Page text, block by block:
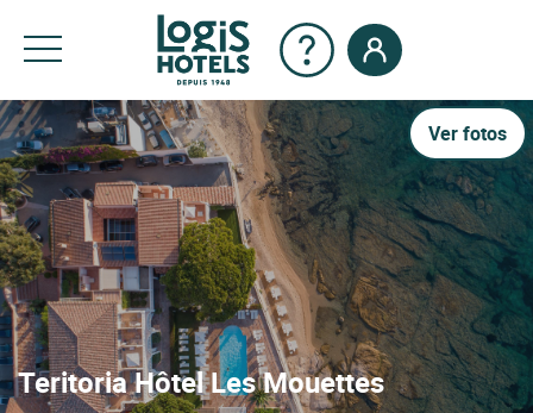
Ver fotos
Teritoria Hôtel Les Mouettes